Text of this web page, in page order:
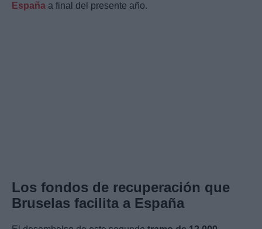
España a final del presente año.
Los fondos de recuperación que
Bruselas facilita a España